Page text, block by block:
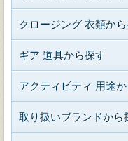
クロージング 衣類か
ギア 道具から探す
アクティビティ 用途
取り扱いブランドから